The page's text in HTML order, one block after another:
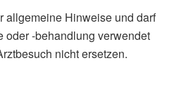
allgemeine Hinweise und darf
oder -behandlung verwendet
nicht ersetzen.